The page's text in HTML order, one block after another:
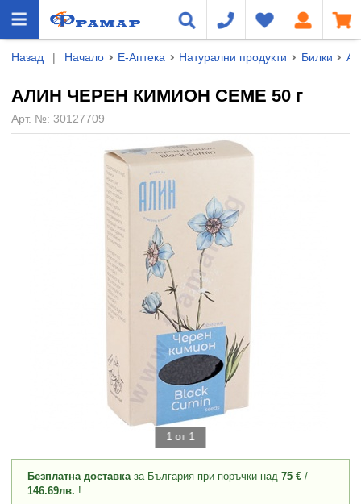
Назад | Начало Е-Аптека Натурални продукти Билки
АЛИН ЧЕРЕН КИМИОН СЕМЕ 50 г
Арт. №: 30127709
1 от 1
Безплатна доставказа България при поръчки над 75 € /
146.69лв. !